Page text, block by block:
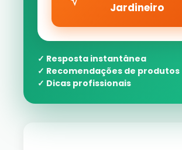
Jardineiro
✓ Resposta instantânea
✓ Recomendações de produtos
✓ Dicas profissionais